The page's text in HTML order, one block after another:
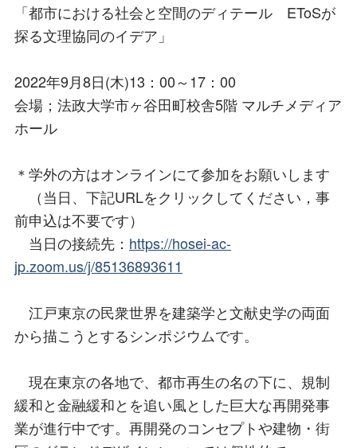
「都市における社会と空間のディテール EToSが
探る文理協同のイデア」
2022年9月8日(木)13：00～17：00
会場；法政大学市ヶ谷田町校舎5階 マルチメディア
ホール
＊学外の方はオンラインにて参加をお願いします
（当日、下記URLをクリックしてください，事
前申込は不要です）
当日の接続先： https://hosei-ac-
jp.zoom.us/j/85136893611
江戸東京の民衆世界を建築学と文献史学の両面
から描こうとするシンポジウムです。
現在東京の各地で、都市再生の名の下に、規制
緩和と金融緩和とを追い風とした巨大な再開発事
業が進行中です。再開発のコンセプトや建物・街